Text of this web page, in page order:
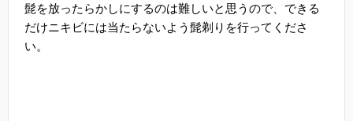
髭を放ったらかしにするのは難しいと思うので、できる
だけニキビには当たらないよう髭剃りを行ってくださ
い。